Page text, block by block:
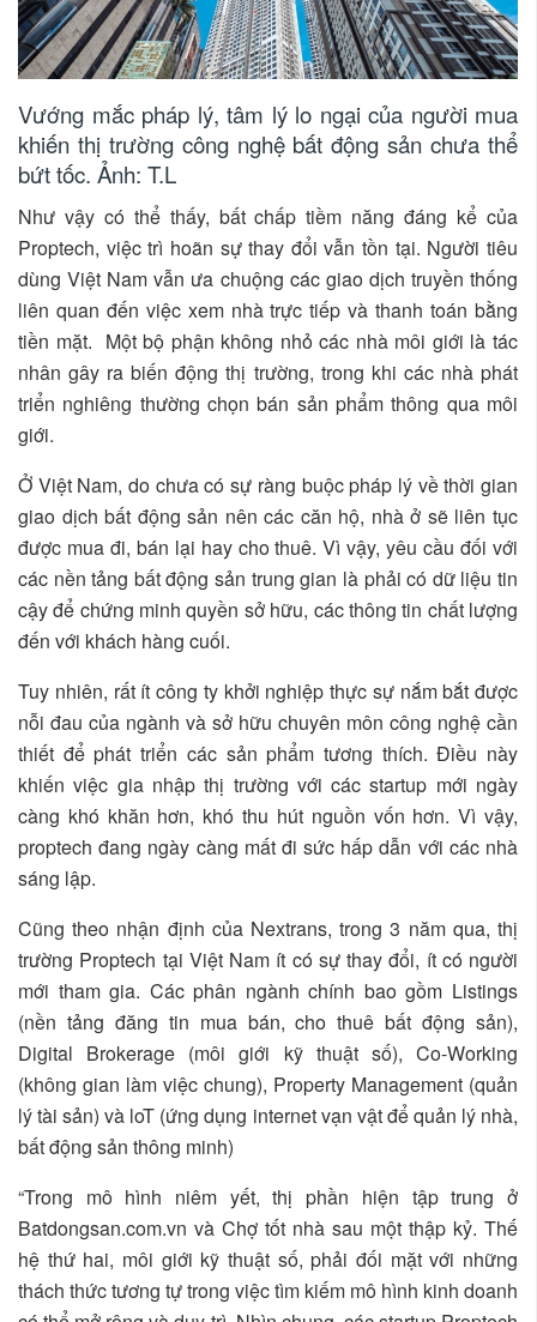
Vướng mắc pháp lý, tâm lý lo ngại của người mua
khiến thị trường công nghệ bất động sản chưa thể
bứt tốc. Ảnh: T.L
Như vậy có thể thấy, bất chấp tiềm năng đáng kể của
Proptech, việc trì hoãn sự thay đổi vẫn tồn tại. Người tiêu
dùng Việt Nam vẫn ưa chuộng các giao dịch truyền thống
liên quan đến việc xem nhà trực tiếp và thanh toán bằng
tiền mặt. Một bộ phận không nhỏ các nhà môi giới là tác
nhân gây ra biến động thị trường, trong khi các nhà phát
triển nghiêng thường chọn bán sản phẩm thông qua môi
giới.
Ở Việt Nam, do chưa có sự ràng buộc pháp lý về thời gian
giao dịch bất động sản nên các căn hộ, nhà ở sẽ liên tục
được mua đi, bán lại hay cho thuê. Vì vậy, yêu cầu đối với
các nền tảng bất động sản trung gian là phải có dữ liệu tin
cậy để chứng minh quyền sở hữu, các thông tin chất lượng
đến với khách hàng cuối.
Tuy nhiên, rất ít công ty khởi nghiệp thực sự nắm bắt được
nỗi đau của ngành và sở hữu chuyên môn công nghệ cần
thiết để phát triển các sản phẩm tương thích. Điều này
khiến việc gia nhập thị trường với các startup mới ngày
càng khó khăn hơn, khó thu hút nguồn vốn hơn. Vì vậy,
proptech đang ngày càng mất đi sức hấp dẫn với các nhà
sáng lập.
Cũng theo nhận định của Nextrans, trong 3 năm qua, thị
trường Proptech tại Việt Nam ít có sự thay đổi, ít có người
mới tham gia. Các phân ngành chính bao gồm Listings
(nền tảng đăng tin mua bán, cho thuê bất động sản),
Digital Brokerage (môi giới kỹ thuật số), Co-Working
(không gian làm việc chung), Property Management (quản
lý tài sản) và loT (ứng dụng internet vạn vật để quản lý nhà,
bất động sản thông minh)
“Trong mô hình niêm yết, thị phần hiện tập trung ở
Batdongsan.com.vn và Chợ tốt nhà sau một thập kỷ. Thế
hệ thứ hai, môi giới kỹ thuật số, phải đối mặt với những
thách thức tương tự trong việc tìm kiếm mô hình kinh doanh